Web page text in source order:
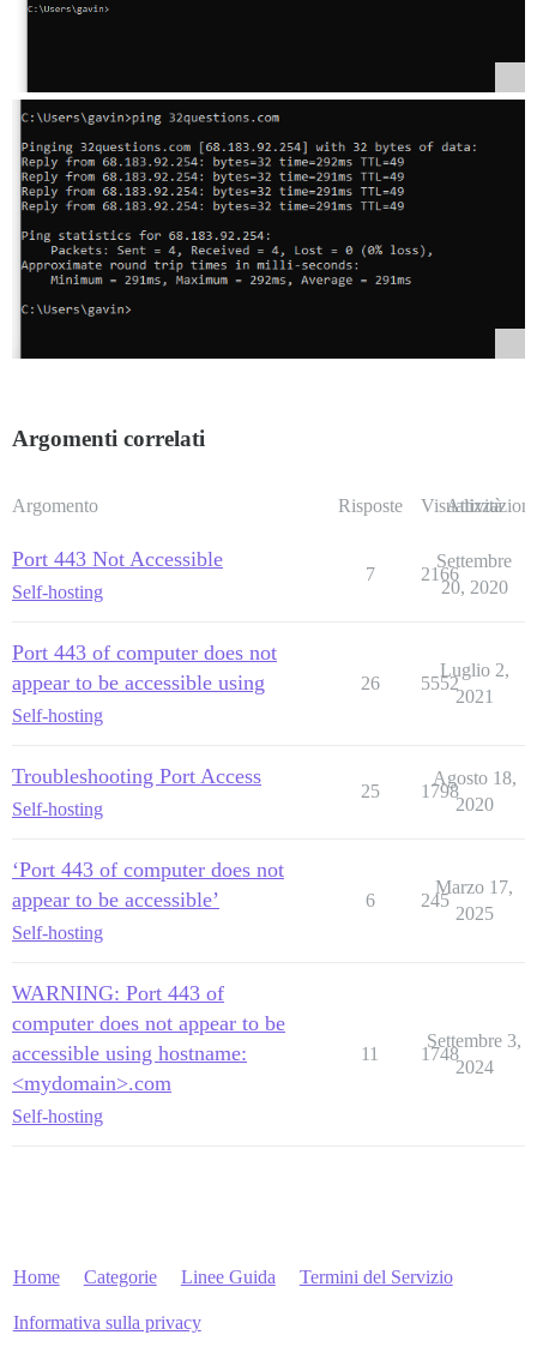
Argomenti correlati
Argomento Risposte Visualizzazioni
Attività
Port 443 Not Accessible
Self-hosting
7 2166
Settembre
20, 2020
Port 443 of computer does not
appear to be accessible using
Self-hosting
26 5552
Luglio 2,
2021
Troubleshooting Port Access
Self-hosting
25 1798
Agosto 18,
2020
‘Port 443 of computer does not
appear to be accessible’
Self-hosting
6 245
Marzo 17,
2025
WARNING: Port 443 of
computer does not appear to be
accessible using hostname:
<mydomain>.com
Self-hosting
11 1748
Settembre 3,
2024
Home Categorie Linee Guida Termini del Servizio
Informativa sulla privacy